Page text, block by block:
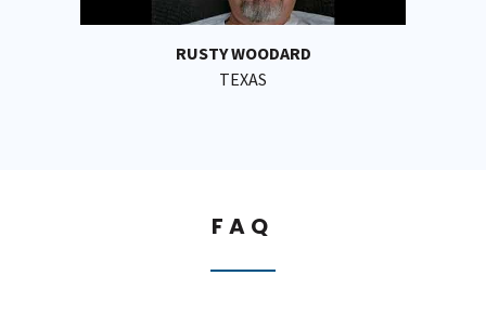
RUSTY WOODARD
TEXAS
FAQ